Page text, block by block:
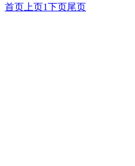
首页 上页1下页尾页